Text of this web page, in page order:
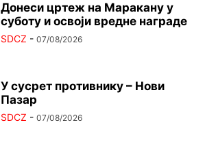
Донеси цртеж на Маракану у
суботу и освоји вредне награде
SDCZ - 07/08/2026
У сусрет противнику – Нови
Пазар
SDCZ - 07/08/2026